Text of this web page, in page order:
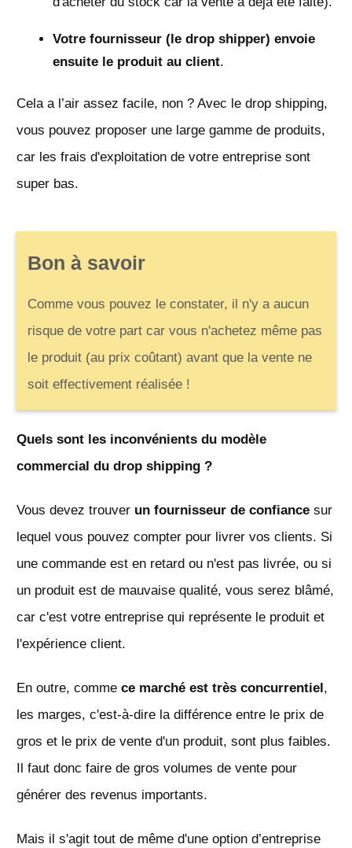
Votre fournisseur (le drop shipper) envoie
ensuite le produit au client.
Cela a l’air assez facile, non ? Avec le drop shipping,
vous pouvez proposer une large gamme de produits,
car les frais d'exploitation de votre entreprise sont
super bas.
Bon à savoir
Comme vous pouvez le constater, il n'y a aucun
risque de votre part car vous n'achetez même pas
le produit (au prix coûtant) avant que la vente ne
soit effectivement réalisée !
Quels sont les inconvénients du modèle
commercial du drop shipping ?
Vous devez trouver un fournisseur de confiance sur
lequel vous pouvez compter pour livrer vos clients. Si
une commande est en retard ou n'est pas livrée, ou si
un produit est de mauvaise qualité, vous serez blâmé,
car c'est votre entreprise qui représente le produit et
l'expérience client.
En outre, comme ce marché est très concurrentiel,
les marges, c'est-à-dire la différence entre le prix de
gros et le prix de vente d'un produit, sont plus faibles.
Il faut donc faire de gros volumes de vente pour
générer des revenus importants.
Mais il s'agit tout de même d'une option d’entreprise